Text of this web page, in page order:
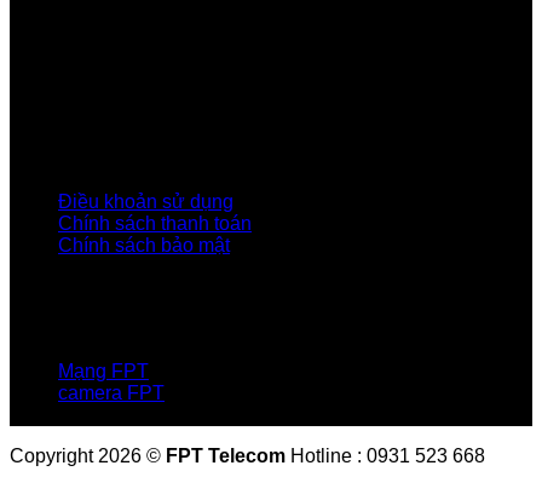
Điều khoản sử dụng
Chính sách thanh toán
Chính sách bảo mật
Mạng FPT
camera FPT
Copyright 2026 © FPT Telecom Hotline : 0931 523 668